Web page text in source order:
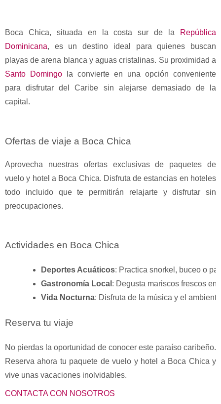
Boca Chica, situada en la costa sur de la
República
Dominicana, es un destino ideal para quienes buscan
playas de arena blanca y aguas cristalinas. Su proximidad a
Santo Domingo la convierte en una opción conveniente
para disfrutar del Caribe sin alejarse demasiado de la
capital.
Ofertas de viaje a Boca Chica
Aprovecha nuestras ofertas exclusivas de paquetes de
vuelo y hotel a Boca Chica. Disfruta de estancias en hoteles
todo incluido que te permitirán relajarte y disfrutar sin
preocupaciones.
Actividades en Boca Chica
Deportes Acuáticos: Practica snorkel, buceo o
Gastronomía Local : Degusta mariscos frescos en
Vida Nocturna: Disfruta de la música y el
Reserva tu viaje
No pierdas la oportunidad de conocer este paraíso caribeño.
Reserva ahora tu paquete de vuelo y hotel a Boca Chica y
vive unas vacaciones inolvidables.
CONTACTA CON NOSOTROS